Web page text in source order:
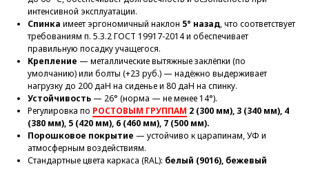
интенсивной эксплуатации.
Спинка имеет эргономичный наклон 5° назад, что соответствует
требованиям п. 5.3.2 ГОСТ 19917-2014 и обеспечивает
правильную посадку учащегося.
Крепление — металлические вытяжные заклёпки (по
умолчанию) или болты (+23 руб.) — надёжно выдерживает
нагрузку до 200 даН на сиденье и 80 даН на спинку.
Устойчивость — 26° (норма — не менее 14°).
Регулировка по РОСТОВЫМ ГРУППАМ 2 (300 мм), 3 (340 мм), 4
(380 мм), 5 (420 мм), 6 (460 мм), 7 (500 мм).
Порошковое покрытие — устойчиво к царапинам, УФ и
атмосферным воздействиям.
Стандартные цвета каркаса (RAL): белый (9016), бежевый